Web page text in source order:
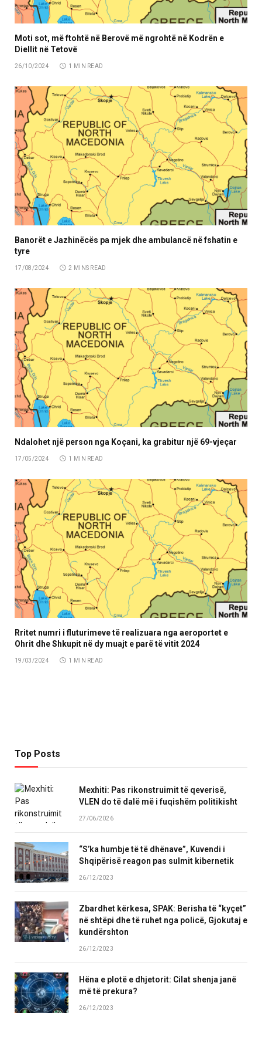
Moti sot, më ftohtë në Berovë më ngrohtë në Kodrën e
Diellit në Tetovë
26/10/2024 1 MIN READ
Banorët e Jazhinëcës pa mjek dhe ambulancë në fshatin e
tyre
17/08/2024 2 MINS READ
Ndalohet një person nga Koçani, ka grabitur një 69-vjeçar
17/05/2024 1 MIN READ
Rritet numri i fluturimeve të realizuara nga aeroportet e
Ohrit dhe Shkupit në dy muajt e parë të vitit 2024
19/03/2024 1 MIN READ
Top Posts
Mexhiti: Pas rikonstruimit të qeverisë,
VLEN do të dalë më i fuqishëm politikisht
27/06/2026
“S’ka humbje të të dhënave”, Kuvendi i
Shqipërisë reagon pas sulmit kibernetik
26/12/2023
Zbardhet kërkesa, SPAK: Berisha të “kyçet”
në shtëpi dhe të ruhet nga policë, Gjokutaj e
kundërshton
26/12/2023
Hëna e plotë e dhjetorit: Cilat shenja janë
më të prekura?
26/12/2023